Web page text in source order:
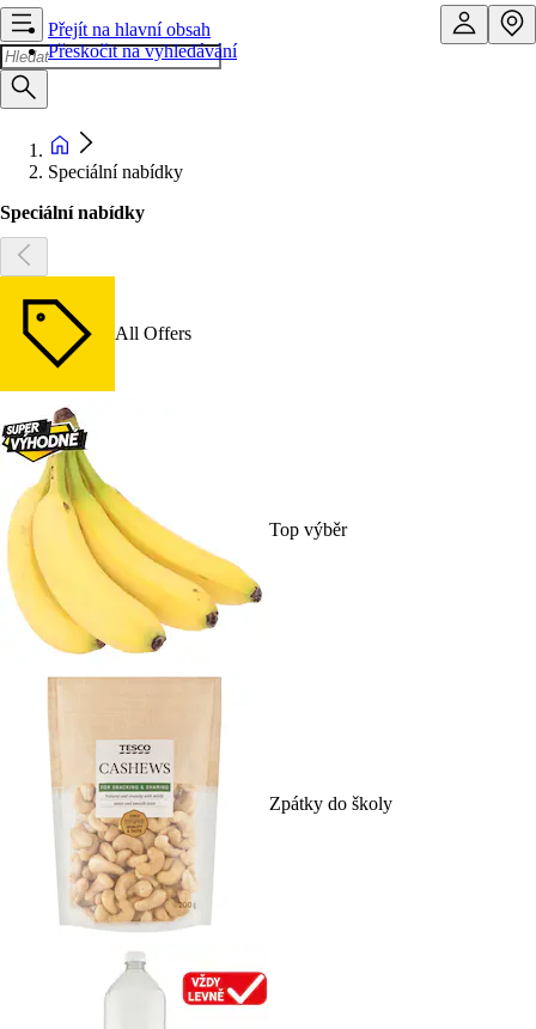
Přejít na hlavní obsah
Přeskočit na vyhledávání
Speciální nabídky
Speciální nabídky
All Offers
Top výběr
Zpátky do školy